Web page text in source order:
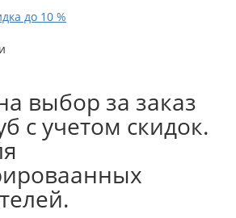
до 10 %
выбор за заказ
с учетом скидок.